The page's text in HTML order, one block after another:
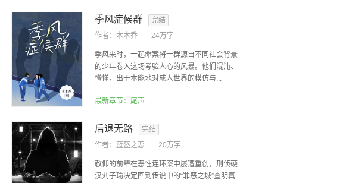
季风症候群
完结
作者： 木木乔 24万字
季风来时，一起命案将一群源自不同社会背景
的少年卷入这场考验人心的风暴。他们混沌、
懵懂，出于本能地对成人世界的模仿与...
最新章节：尾声
后退无路
完结
作者： 蓝盔之恋 20万字
敬仰的前辈在恶性连环案中屡遭重创，刑侦硬
汉刘子瑜决定回到传说中的“罪恶之城”查明真